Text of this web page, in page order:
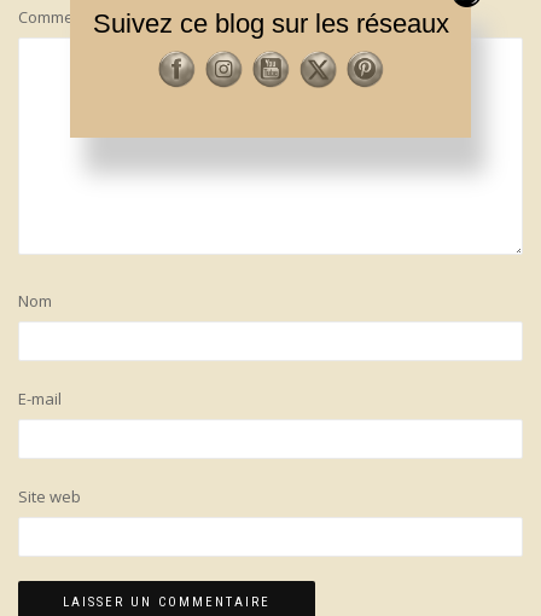
Commentaire *
Nom
E-mail
Site web
Suivez ce blog sur les réseaux